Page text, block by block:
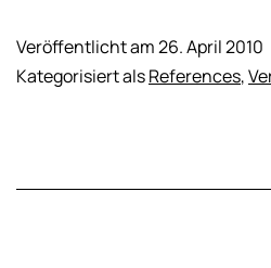
Veröffentlicht am26. April 2010
Kategorisiert alsReferences,